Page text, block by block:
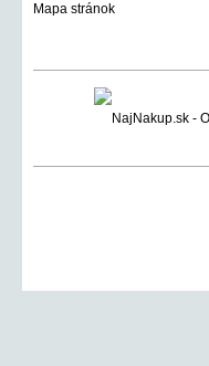
Mapa stránok